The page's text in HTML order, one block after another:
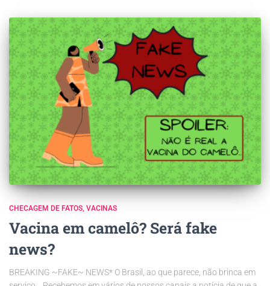
CHECAGEM DE FATOS VACINAS
Vacina em camelô? Será fake
news?
BREAKING ~FAKE~ NEWS* O Brasil, ao que parece, não brinca em